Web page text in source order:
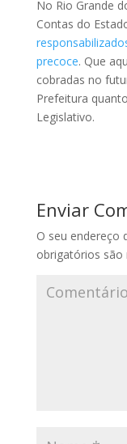
No Rio Grande
Contas do
precoce. Que
cobradas no
Prefeitura
Legislativo.
Enviar
O seu endereço
obrigatórios são